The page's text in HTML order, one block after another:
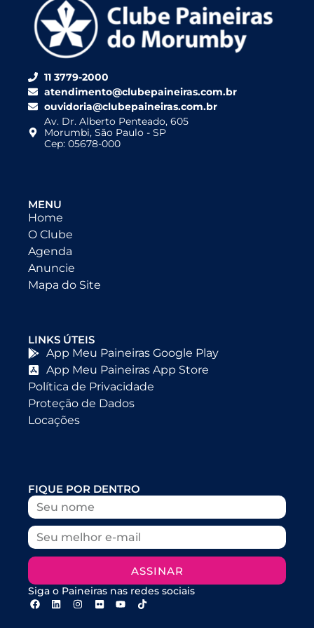
11 3779-2000
atendimento@clubepaineiras.com.br
ouvidoria@clubepaineiras.com.br
Av. Dr. Alberto Penteado, 605
Morumbi, São Paulo - SP
Cep: 05678-000
MENU
Home
O Clube
Agenda
Anuncie
Mapa do Site
LINKS ÚTEIS
App Meu Paineiras Google Play
App Meu Paineiras App Store
Política de Privacidade
Proteção de Dados
Locações
FIQUE POR DENTRO
ASSINAR
Siga o Paineiras nas redes sociais